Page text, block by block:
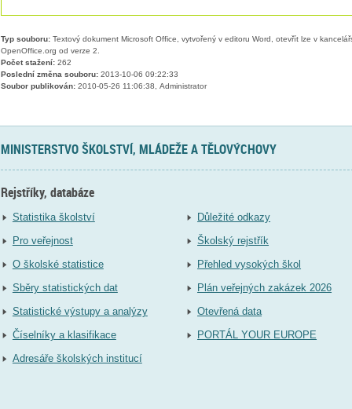
Typ souboru:Textový dokument Microsoft Office, vytvořený v editoru Word, otevřít lze v
OpenOffice.org od verze 2.
Počet stažení:262
Poslední změna souboru:2013-10-06 09:22:33
Soubor publikován:2010-05-26 11:06:38, Administrator
MINISTERSTVO ŠKOLSTVÍ, MLÁDEŽE A TĚLOVÝCHOVY
Rejstříky, databáze
Statistika školství
Pro veřejnost
O školské statistice
Sběry statistických dat
Statistické výstupy a analýzy
Číselníky a klasifikace
Adresáře školských institucí
Důležité odkazy
Školský rejstřík
Přehled vysokých škol
Plán veřejných zakázek 2026
Otevřená data
PORTÁL YOUR EUROPE